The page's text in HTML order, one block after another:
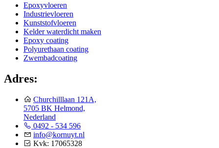
Epoxyvloeren
Industrievloeren
Kunststofvloeren
Kelder waterdicht maken
Epoxy coating
Polyurethaan coating
Zwembadcoating
Adres:
Churchilllaan 121A,
5705 BK Helmond,
Nederland
0492 - 534 596
info@kornuyt.nl
Kvk: 17065328